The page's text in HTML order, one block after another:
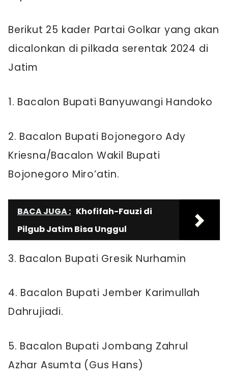
Berikut 25 kader Partai Golkar yang akan
dicalonkan di pilkada serentak 2024 di
Jatim
1. Bacalon Bupati Banyuwangi Handoko
2. Bacalon Bupati Bojonegoro Ady
Kriesna/Bacalon Wakil Bupati
Bojonegoro Miro’atin.
BACA JUGA : Khofifah-Fauzi di
Pilgub Jatim Bisa Unggul
3. Bacalon Bupati Gresik Nurhamin
4. Bacalon Bupati Jember Karimullah
Dahrujiadi.
5. Bacalon Bupati Jombang Zahrul
Azhar Asumta (Gus Hans)